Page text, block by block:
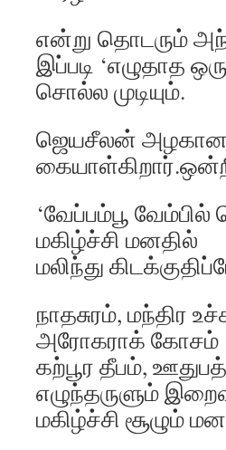
என்று தொடரும்
இப்படி ‘எழுதாத
சொல்ல முடியும்.
ஜெயசீலன் அழகான
‘வேப்பம்பூ
மகிழ்ச்சி மனதில்
மலிந்து
நாதசுரம், மந்திர
அரோகராக் கோசம்
கற்பூர தீபம்,
எழுந்தருளும்
மகிழ்ச்சி சூழும்